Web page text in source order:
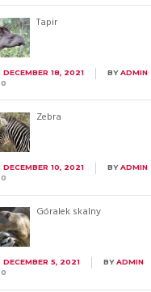
Tapir
DECEMBER 18, 2021 BYADMIN
0
Zebra
DECEMBER 10, 2021 BYADMIN
0
Góralek skalny
DECEMBER 5, 2021 BYADMIN
0